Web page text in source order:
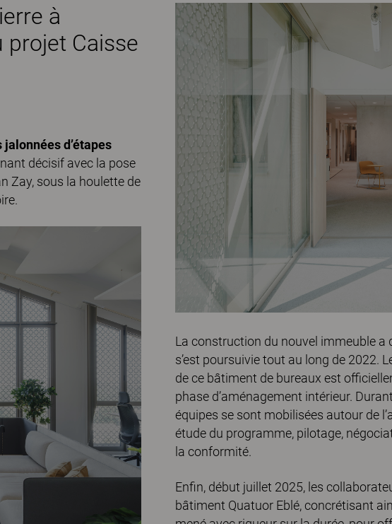
à
projet Caisse
d’étapes
décisif avec la pose
Zay, sous la houlette de
La construction du nouvel immeuble a
s’est poursuivie tout au long de 2022.
de ce bâtiment de bureaux est
phase d’aménagement intérieur.
équipes se sont mobilisées autour de
étude du programme, pilotage,
la conformité.
Enfin, début juillet 2025, les
bâtiment Quatuor Eblé, concrétisant